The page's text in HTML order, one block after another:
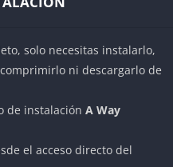
cine, el juego presenta
argumentales y
única, con una pantalla
según la acción,
la historia
solo necesitas instalarlo,
ni descargarlo de
de instalación A Way
el acceso directo del